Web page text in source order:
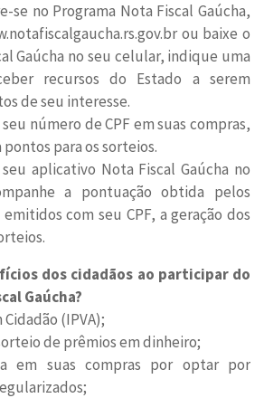
se no Programa Nota Fiscal Gaúcha,
ou baixe o
Gaúcha no seu celular, indique uma
recursos do Estado a serem
de seu interesse.
número de CPF em suas compras,
para os sorteios.
seu aplicativo Nota Fiscal Gaúcha no
a pontuação obtida pelos
com seu CPF, a geração dos
dos cidadãos ao participar do
Gaúcha?
(IPVA);
de prêmios em dinheiro;
em suas compras por optar por